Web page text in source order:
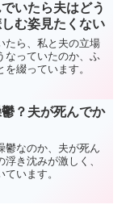
いたら夫はどう
む姿見たくない
たら、私と夫の立場
なっていたのか、ふ
綴っています。
？夫が死んでか
鬱なのか、夫が死ん
き沈みが激しく、
います。